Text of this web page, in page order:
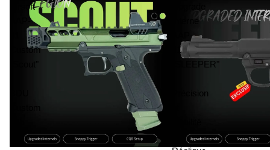
Airsoft
AAP-
Custom
Interne
AAP-
01
"SLEEPER"
Précision